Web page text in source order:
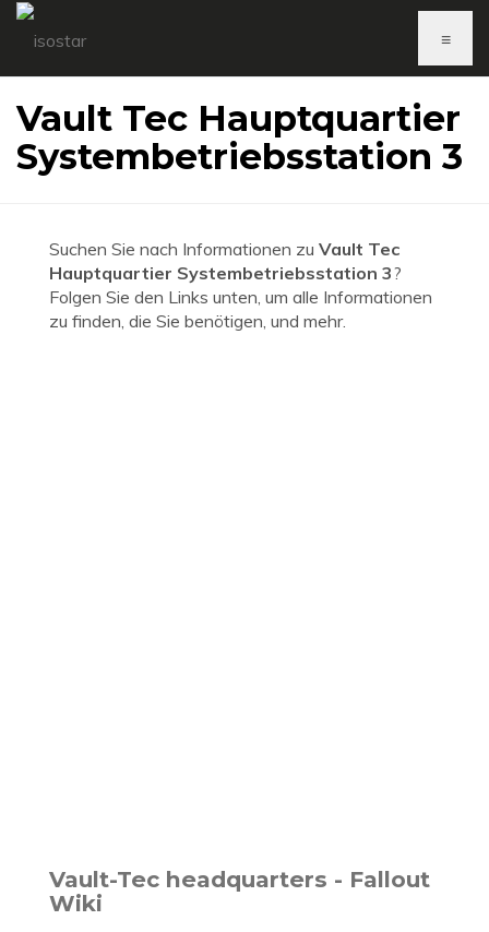
≡
Vault Tec Hauptquartier
Systembetriebsstation 3
Suchen Sie nach Informationen zu Vault Tec
Hauptquartier Systembetriebsstation 3?
Folgen Sie den Links unten, um alle Informationen
zu finden, die Sie benötigen, und mehr.
Vault-Tec headquarters - Fallout
Wiki